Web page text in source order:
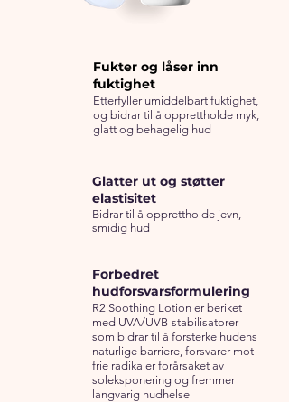
Fukter og låser inn
fuktighet
Etterfyller umiddelbart fuktighet,
og bidrar til å opprettholde myk,
glatt og behagelig hud
Glatter ut og støtter
elastisitet
Bidrar til å opprettholde jevn,
smidig hud
Forbedret
hudforsvarsformulering
R2 Soothing Lotion er beriket
med UVA/UVB-stabilisatorer
som bidrar til å forsterke hudens
naturlige barriere, forsvarer mot
frie radikaler forårsaket av
soleksponering og fremmer
langvarig hudhelse